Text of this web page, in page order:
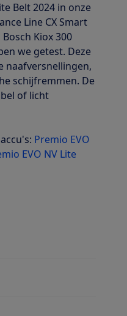
Belt 2024 in onze
Line CX Smart
Kiox 300
we getest. Deze
naafversnellingen,
schijfremmen. De
of licht
Premio EVO
EVO NV Lite
voor Motor, merk & type
Versnellingen
voor Opvallende